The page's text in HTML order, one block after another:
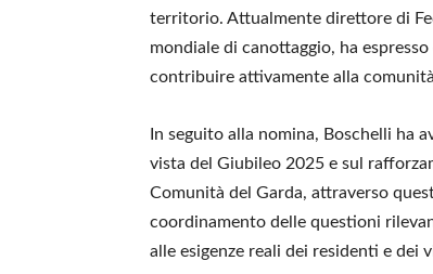
territorio. Attualmente direttore di
mondiale di canottaggio, ha
contribuire attivamente alla
In seguito alla nomina, Boschelli ha
vista del Giubileo 2025 e sul
Comunità del Garda, attraverso
coordinamento delle questioni
alle esigenze reali dei residenti e dei